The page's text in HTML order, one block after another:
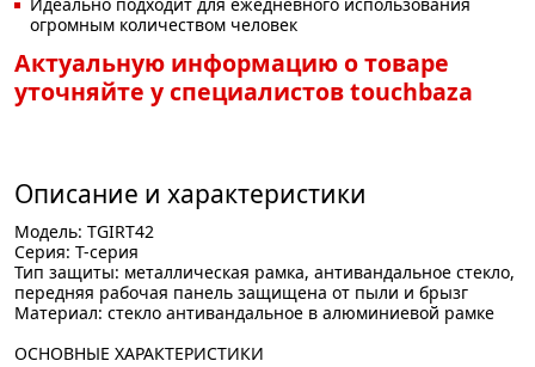
огромным количеством человек
Актуальную информацию о товаре
уточняйте у специалистов touchbaza
Описание и характеристики
Модель: TGIRT42
Серия: T-серия
Тип защиты: металлическая рамка, антивандальное стекло,
передняя рабочая панель защищена от пыли и брызг
Материал: стекло антивандальное в алюминиевой рамке
ОСНОВНЫЕ ХАРАКТЕРИСТИКИ